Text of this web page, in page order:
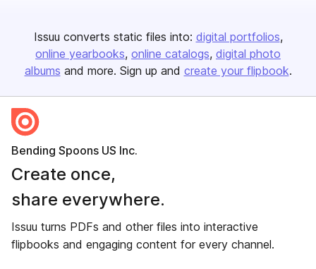
Issuu converts static files into: digital portfolios
online yearbooks online catalogs digital photo
albums and more. Sign up and create your flipbook.
Bending Spoons US Inc.
Create once,
share everywhere.
Issuu turns PDFs and other files into interactive
flipbooks and engaging content for every channel.